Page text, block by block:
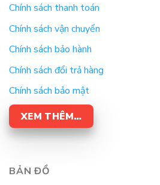
Chính sách thanh toán
Chính sách vận chuyển
Chính sách bảo hành
Chính sách đổi trả hàng
Chính sách bảo mật
XEM THÊM…
BẢN ĐỒ